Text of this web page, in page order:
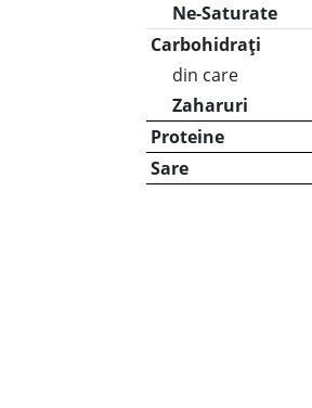
Ne-Saturate
Carbohidrați
din care
Zaharuri
Proteine
Sare